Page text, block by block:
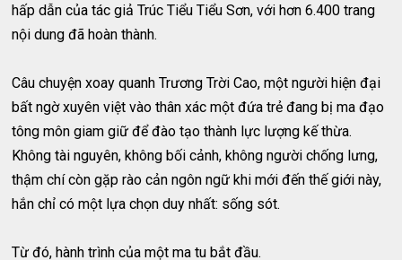
hấp dẫn của tác giả Trúc Tiểu Tiểu Sơn, với hơn 6.400 trang
nội dung đã hoàn thành.
Câu chuyện xoay quanh Trương Trời Cao, một người hiện đại
bất ngờ xuyên việt vào thân xác một đứa trẻ đang bị ma đạo
tông môn giam giữ để đào tạo thành lực lượng kế thừa.
Không tài nguyên, không bối cảnh, không người chống lưng,
thậm chí còn gặp rào cản ngôn ngữ khi mới đến thế giới này,
hắn chỉ có một lựa chọn duy nhất: sống sót.
Từ đó, hành trình của một ma tu bắt đầu.